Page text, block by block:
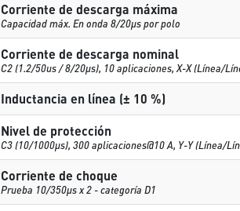
Corriente de descarga máxima
Capacidad máx. En onda 8/20µs por polo
Corriente de descarga nominal
C2 (1.2/50us / 8/20µs), 10 aplicaciones, X-X (Línea/
Inductancia en línea (± 10 %)
Nivel de protección
C3 (10/1000μs), 300 aplicaciones@10 A, Y-Y (Línea/
Corriente de choque
Prueba 10/350µs x 2 - categoría D1